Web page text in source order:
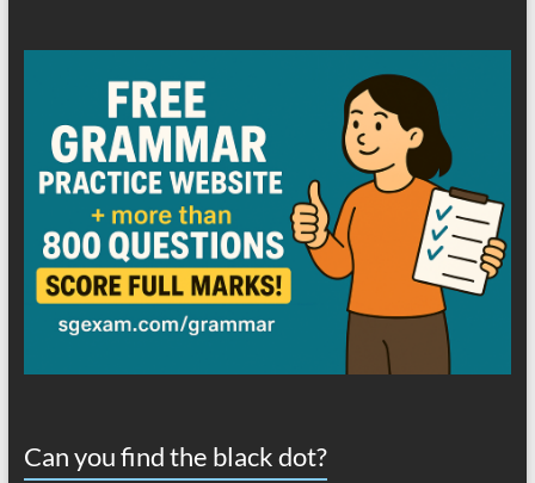
Can you find the black dot?